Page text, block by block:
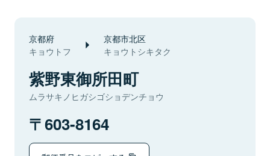
京都府
キョウトフ
京都市北区
キョウトシキタク
紫野東御所田町
ムラサキノヒガシゴショデンチョウ
603-8164